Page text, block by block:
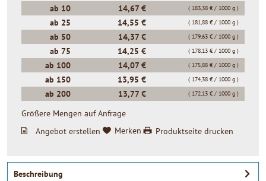
ab 10 14,67 € ( 183,38 € / 1000 g )
ab 25 14,55 € ( 181,88 € / 1000 g )
ab 50 14,37 € ( 179,63 € / 1000 g )
ab 75 14,25 € ( 178,13 € / 1000 g )
ab 100 14,07 € ( 175,88 € / 1000 g )
ab 150 13,95 € ( 174,38 € / 1000 g )
ab 200 13,77 € ( 172,13 € / 1000 g )
Größere Mengen auf Anfrage
Angebot erstellen
Merken Produktseite drucken
Beschreibung